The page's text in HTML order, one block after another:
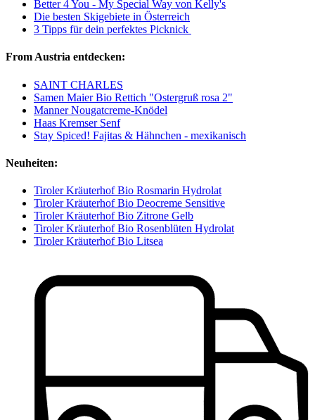
Better 4 You - My Special Way von Kelly's
Die besten Skigebiete in Österreich
3 Tipps für dein perfektes Picknick
From Austria entdecken:
SAINT CHARLES
Samen Maier Bio Rettich "Ostergruß rosa 2"
Manner Nougatcreme-Knödel
Haas Kremser Senf
Stay Spiced! Fajitas & Hähnchen - mexikanisch
Neuheiten:
Tiroler Kräuterhof Bio Rosmarin Hydrolat
Tiroler Kräuterhof Bio Deocreme Sensitive
Tiroler Kräuterhof Bio Zitrone Gelb
Tiroler Kräuterhof Bio Rosenblüten Hydrolat
Tiroler Kräuterhof Bio Litsea